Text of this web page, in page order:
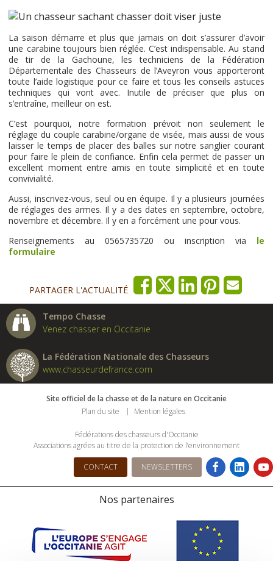
La saison démarre et plus que jamais on doit s’assurer d’avoir
une carabine toujours bien réglée. C’est indispensable. Au stand
de tir de la Gachoune, les techniciens de la Fédération
Départementale des Chasseurs de l’Aveyron vous apporteront
toute l’aide logistique pour ce faire et tous les conseils astuces
techniques qui vont avec. Inutile de préciser que plus on
s’entraîne, meilleur on est.
C’est pourquoi, notre formation prévoit non seulement le
réglage du couple carabine/organe de visée, mais aussi de vous
laisser le temps de placer des balles sur notre sanglier courant
pour faire le plein de confiance. Enfin cela permet de passer un
excellent moment entre amis en toute simplicité et en toute
convivialité.
Aussi, inscrivez-vous, seul ou en équipe. Il y a plusieurs journées
de réglages des armes. Il y a des dates en septembre, octobre,
novembre et décembre. Il y en a forcément une pour vous.
Renseignements au 0565735720 ou inscription via le
formulaire
PARTAGER L'ACTUALITÉ
Tempo Chasse
Venez chasser en Occitanie
La Fédération Nationale des Chasseurs
www.chasseurdefrance.com
Site officiel de la chasse et de la nature en Occitanie
Plan du site
Mention légales
Fédérations des chasseurs d'Occitanie
Associations agrées au titre de la protection de l’environnement
CONTACT NEWSLETTERS
Nos partenaires